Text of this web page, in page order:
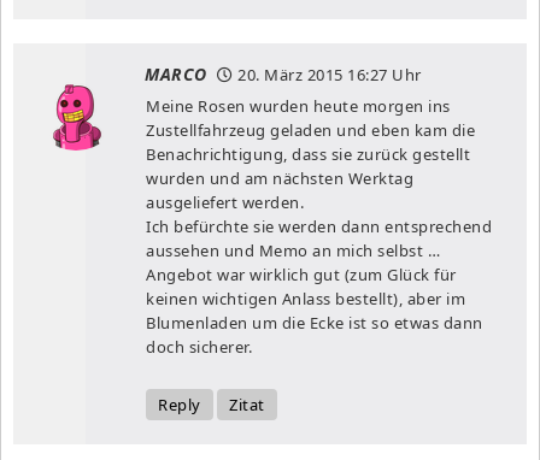
MARCO 20. März 2015 16:27 Uhr
Meine Rosen wurden heute morgen ins
Zustellfahrzeug geladen und eben kam die
Benachrichtigung, dass sie zurück gestellt
wurden und am nächsten Werktag
ausgeliefert werden.
Ich befürchte sie werden dann entsprechend
aussehen und Memo an mich selbst …
Angebot war wirklich gut (zum Glück für
keinen wichtigen Anlass bestellt), aber im
Blumenladen um die Ecke ist so etwas dann
doch sicherer.
Reply Zitat